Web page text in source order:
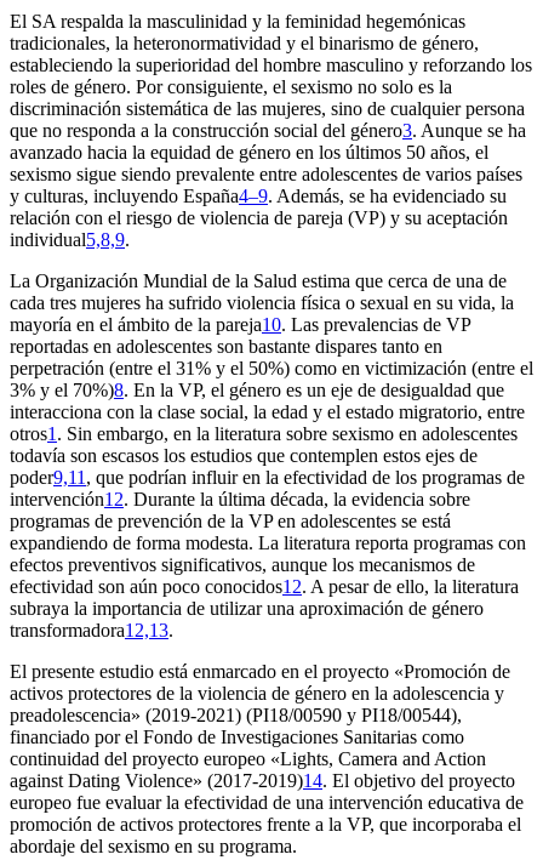
El SA respalda la masculinidad y la feminidad hegemónicas
tradicionales, la heteronormatividad y el binarismo de género,
estableciendo la superioridad del hombre masculino y reforzando los
roles de género. Por consiguiente, el sexismo no solo es la
discriminación sistemática de las mujeres, sino de cualquier persona
que no responda a la construcción social del género3. Aunque se ha
avanzado hacia la equidad de género en los últimos 50 años, el
sexismo sigue siendo prevalente entre adolescentes de varios países
y culturas, incluyendo España4–9. Además, se ha evidenciado su
relación con el riesgo de violencia de pareja (VP) y su aceptación
individual5,8,9.
La Organización Mundial de la Salud estima que cerca de una de
cada tres mujeres ha sufrido violencia física o sexual en su vida, la
mayoría en el ámbito de la pareja10. Las prevalencias de VP
reportadas en adolescentes son bastante dispares tanto en
perpetración (entre el 31% y el 50%) como en victimización (entre el
3% y el 70%)8. En la VP, el género es un eje de desigualdad que
interacciona con la clase social, la edad y el estado migratorio, entre
otros1 . Sin embargo, en la literatura sobre sexismo en adolescentes
todavía son escasos los estudios que contemplen estos ejes de
poder9,11 , que podrían influir en la efectividad de los programas de
intervención12. Durante la última década, la evidencia sobre
programas de prevención de la VP en adolescentes se está
expandiendo de forma modesta. La literatura reporta programas con
efectos preventivos significativos, aunque los mecanismos de
efectividad son aún poco conocidos12. A pesar de ello, la literatura
subraya la importancia de utilizar una aproximación de género
transformadora12,13.
El presente estudio está enmarcado en el proyecto «Promoción de
activos protectores de la violencia de género en la adolescencia y
preadolescencia» (2019-2021) (PI18/00590 y PI18/00544),
financiado por el Fondo de Investigaciones Sanitarias como
continuidad del proyecto europeo «Lights, Camera and Action
against Dating Violence» (2017-2019)14. El objetivo del proyecto
europeo fue evaluar la efectividad de una intervención educativa de
promoción de activos protectores frente a la VP, que incorporaba el
abordaje del sexismo en su programa.